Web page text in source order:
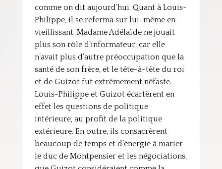
comme on dit aujourd’hui. Quant à Louis-
Philippe, il se referma sur lui-même en
vieillissant. Madame Adélaïde ne jouait
plus son rôle d’informateur, car elle
n’avait plus d’autre préoccupation que la
santé de son frère, et le tête-à-tête du roi
et de Guizot fut extrêmement néfaste.
Louis-Philippe et Guizot écartèrent en
effet les questions de politique
intérieure, au profit de la politique
extérieure. En outre, ils consacrèrent
beaucoup de temps et d’énergie à marier
le duc de Montpensier et les négociations,